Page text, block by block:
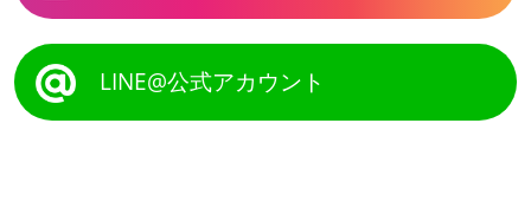
LINE@公式アカウント